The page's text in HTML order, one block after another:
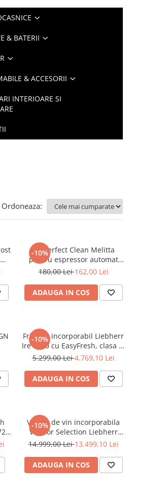
& BATERII
& ACCESORII
INTERIOARE SI
Ordoneaza:
-10%
Kit perfect Clean Melitta
pentru espressor automat
Melitta
180,00 Lei162,00 Lei
ADAUGA IN COS
-10%
Frigider incorporabil Liebherr
Ire 5100 cu EasyFresh, clasa E,
volum 309 l
5.299,00 Lei4.769,10 Lei
ADAUGA IN COS
-10%
Vitrina de vin incorporabila
Vinidor Selection Liebherr
UWpri 3782, doua zone, 101 l,
HumiditySelect,
SmartDeviceBox, Clasa F
14.999,00 Lei13.499,10 Lei
ADAUGA IN COS